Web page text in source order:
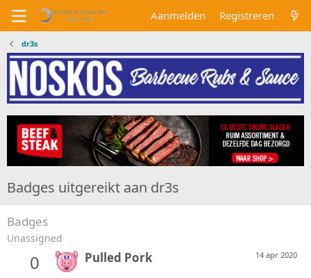
Aanmelden Registreren
dr3s
Badges uitgereikt aan dr3s
Badges
Unassigned
0 14 apr 2020
Pulled Pork